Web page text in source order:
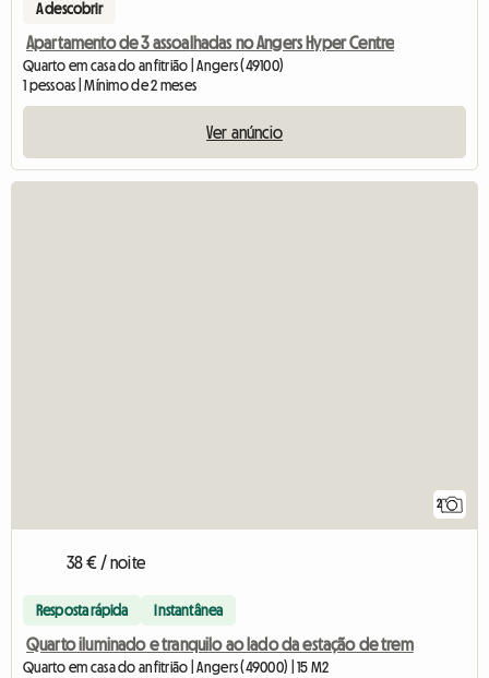
A descobrir
Apartamento de 3 assoalhadas no Angers Hyper Centre
Quarto em casa do anfitrião | Angers (49100)
1 pessoas | Mínimo de 2 meses
Ver anúncio
2
38 € / noite
Resposta rápida Instantânea
Quarto iluminado e tranquilo ao lado da estação de trem
Quarto em casa do anfitrião | Angers (49000) | 15 M2